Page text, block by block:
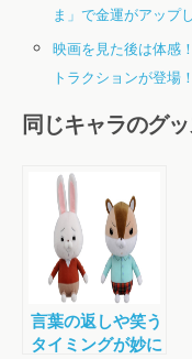
ま」で金運がアップ
映画を見た後は体感
トラクションが登場！
同じキャラのグ
言葉の返しや笑う
タイミングが妙に